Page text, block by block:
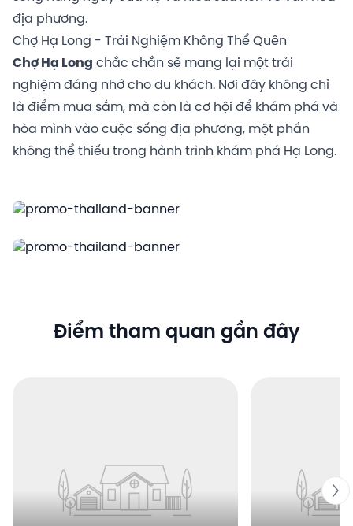
địa phương.
Chợ Hạ Long - Trải Nghiệm Không Thể Quên
Chợ Hạ Long chắc chắn sẽ mang lại một trải
nghiệm đáng nhớ cho du khách. Nơi đây không chỉ
là điểm mua sắm, mà còn là cơ hội để khám phá và
hòa mình vào cuộc sống địa phương, một phần
không thể thiếu trong hành trình khám phá Hạ Long.
Điểm tham quan gần đây